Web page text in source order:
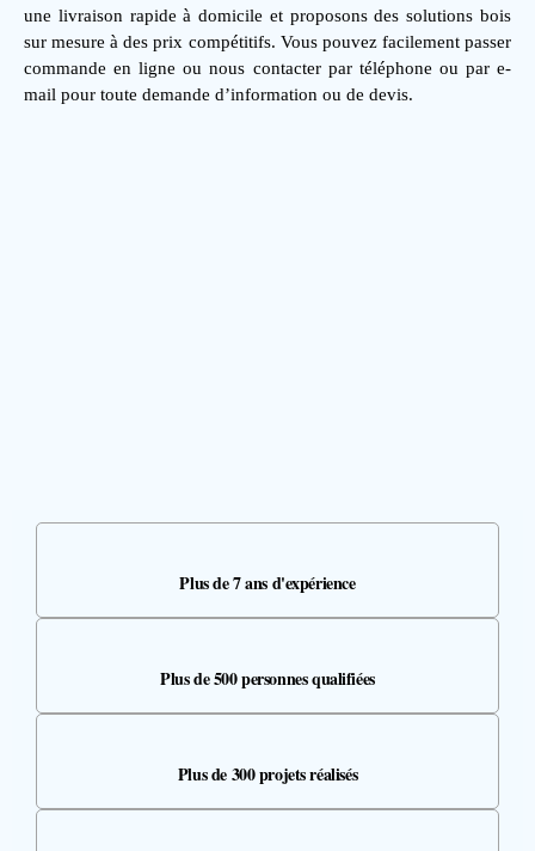
une livraison rapide à domicile et proposons des solutions bois
sur mesure à des prix compétitifs. Vous pouvez facilement passer
commande en ligne ou nous contacter par téléphone ou par e-
mail pour toute demande d’information ou de devis.
Plus de 7 ans d'expérience
Plus de 500 personnes qualifiées
Plus de 300 projets réalisés